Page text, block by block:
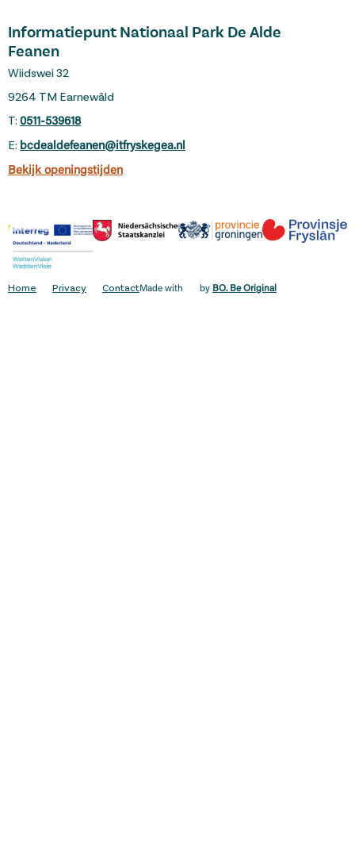
Informatiepunt Nationaal Park De Alde
Feanen
Wiidswei 32
9264 TM Earnewâld
T: 0511-539618
E: bcdealdefeanen@itfryskegea.nl
Bekijk openingstijden
Home Privacy ContactMade with by BO. Be Original